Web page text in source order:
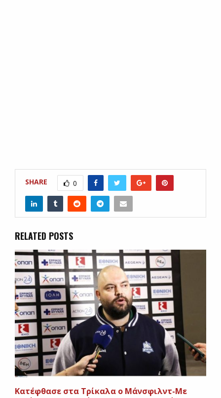
SHARE 0
RELATED POSTS
Κατέφθασε στα Τρίκαλα ο Μάνσφιλντ-Με